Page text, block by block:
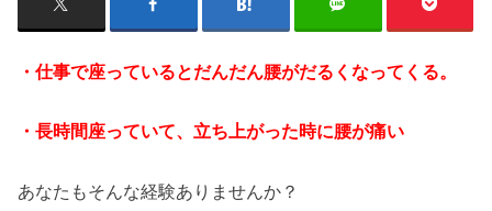
・仕事で座っているとだんだん腰がだるくなってくる。
・長時間座っていて、立ち上がった時に腰が痛い
あなたもそんな経験ありませんか？